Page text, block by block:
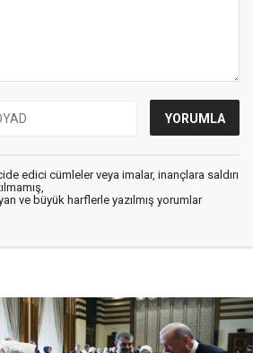
edici cümleler veya imalar, inançlara saldırı
ve büyük harflerle yazılmış yorumlar